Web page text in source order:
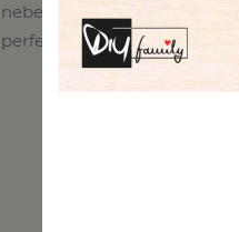
neben echten Tulpen oder
perfekt ab.